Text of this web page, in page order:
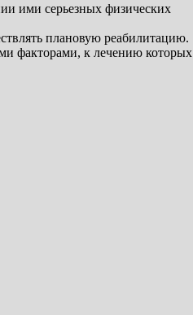
ими серьезных физических
плановую реабилитацию.
факторами, к лечению которых